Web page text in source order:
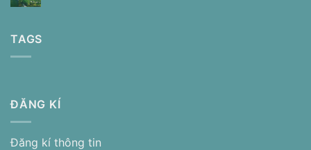
TAGS
ĐĂNG KÍ
Đăng kí thông tin